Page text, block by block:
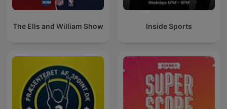
The Ells and William Show Inside Sports